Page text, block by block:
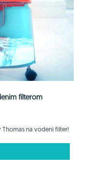
filterom
Thomas na vodeni filter!